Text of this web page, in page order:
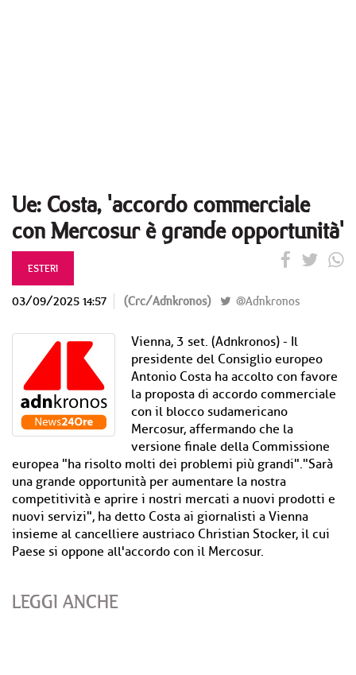
Ue: Costa, 'accordo commerciale
con Mercosur è grande opportunità'
ESTERI
03/09/2025 14:57 (Crc/Adnkronos) @Adnkronos
Vienna, 3 set. (Adnkronos) - Il
presidente del Consiglio europeo
Antonio Costa ha accolto con favore
la proposta di accordo commerciale
con il blocco sudamericano
Mercosur, affermando che la
versione finale della Commissione
europea "ha risolto molti dei problemi più grandi"."Sarà
una grande opportunità per aumentare la nostra
competitività e aprire i nostri mercati a nuovi prodotti e
nuovi servizi", ha detto Costa ai giornalisti a Vienna
insieme al cancelliere austriaco Christian Stocker, il cui
Paese si oppone all'accordo con il Mercosur.
LEGGI ANCHE